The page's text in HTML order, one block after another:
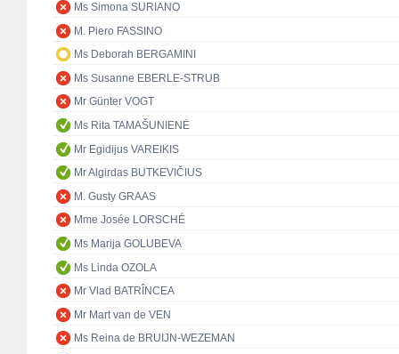
Ms Simona SURIANO
M. Piero FASSINO
Ms Deborah BERGAMINI
Ms Susanne EBERLE-STRUB
Mr Günter VOGT
Ms Rita TAMAŠUNIENĖ
Mr Egidijus VAREIKIS
Mr Algirdas BUTKEVIČIUS
M. Gusty GRAAS
Mme Josée LORSCHÉ
Ms Marija GOLUBEVA
Ms Linda OZOLA
Mr Vlad BATRÎNCEA
Mr Mart van de VEN
Ms Reina de BRUIJN-WEZEMAN